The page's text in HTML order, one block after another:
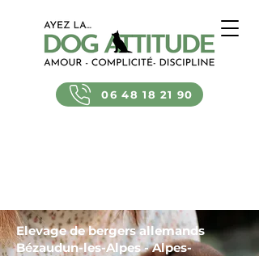
06 48 18 21 90
Elevage de bergers allemands
Bézaudun-les-Alpes - Alpes-